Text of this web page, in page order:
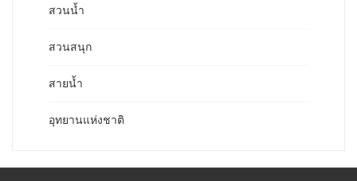
สวนน้ำ
สวนสนุก
สายน้ำ
อุทยานแห่งชาติ